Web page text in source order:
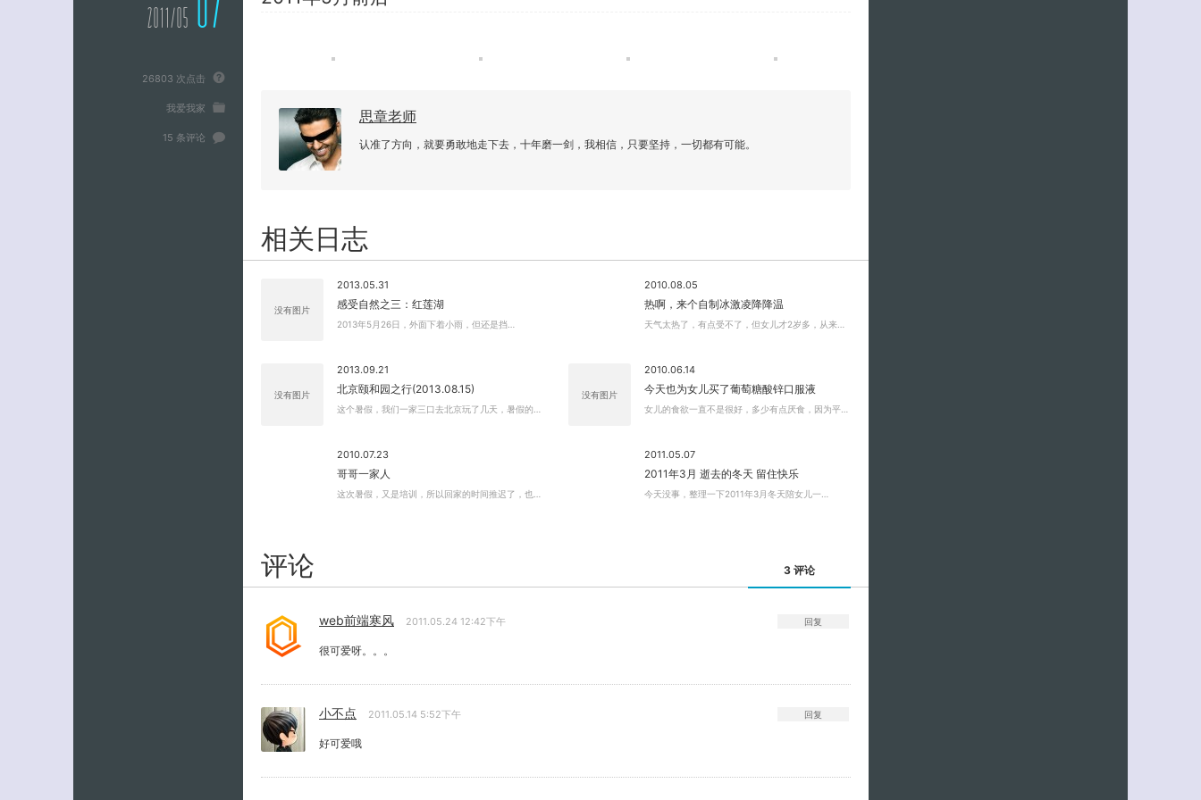
2011/05
26803 次点击
我爱我家
15 条评论
思章老师
认准了方向，就要勇敢地走下去，十年磨一剑，我相信，只要坚持，一切都有可能。
相关日志
没有图片
2013.05.31
感受自然之三：红莲湖
2013年5月26日，外面下着小雨，但还是挡…
2010.08.05
热啊，来个自制冰激凌降降温
天气太热了，有点受不了，但女儿才2岁多，从来…
没有图片
2013.09.21
北京颐和园之行(2013.08.15)
这个暑假，我们一家三口去北京玩了几天，暑假的…
没有图片
2010.06.14
今天也为女儿买了葡萄糖酸锌口服液
女儿的食欲一直不是很好，多少有点厌食，因为平…
2010.07.23
哥哥一家人
这次暑假，又是培训，所以回家的时间推迟了，也…
2011.05.07
2011年3月 逝去的冬天 留住快乐
今天没事，整理一下2011年3月冬天陪女儿一…
评论 3 评论
web前端寒风 2011.05.24 12:42下午
很可爱呀。。。
回复
小不点 2011.05.14 5:52下午
好可爱哦
回复